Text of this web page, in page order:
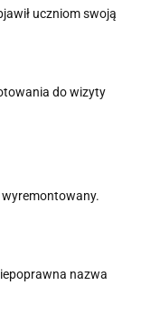
uczniom swoją
do wizyty
nazwa